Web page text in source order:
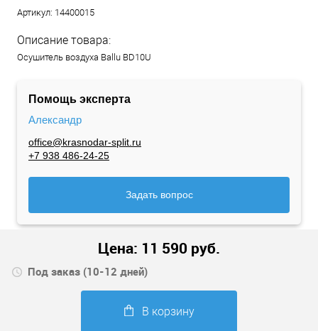
Артикул: 14400015
Описание товара:
Осушитель воздуха Ballu BD10U
Помощь эксперта
Александр
office@krasnodar-split.ru
+7 938 486-24-25
Задать вопрос
Цена: 11 590 руб.
Под заказ (10-12 дней)
В корзину